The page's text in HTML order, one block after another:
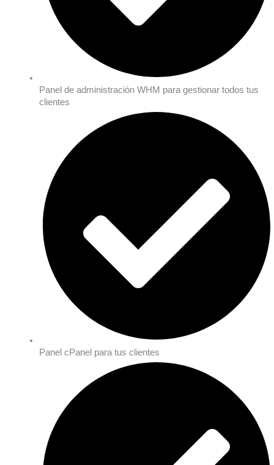
Panel de administración WHM para gestionar todos tus
clientes
Panel cPanel para tus clientes